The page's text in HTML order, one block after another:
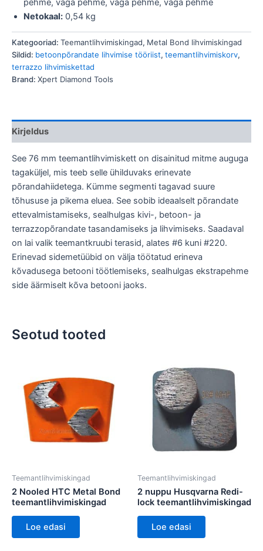
pehme, väga pehme, väga pehme, väga pehme
Netokaal: 0,54 kg
Kategooriad: Teemantlihvimiskingad, Metal Bond lihvimiskingad
Sildid: betoonpõrandate lihvimise tööriist, teemantlihvimiskorv,
terrazzo lihvimiskettad
Brand: Xpert Diamond Tools
Kirjeldus
See 76 mm teemantlihvimiskett on disainitud mitme auguga
tagaküljel, mis teeb selle ühilduvaks erinevate
põrandahiidetega. Kümme segmenti tagavad suure
tõhususe ja pikema eluea. See sobib ideaalselt põrandate
ettevalmistamiseks, sealhulgas kivi-, betoon- ja
terrazzopõrandate tasandamiseks ja lihvimiseks. Saadaval
on lai valik teemantkruubi terasid, alates #6 kuni #220.
Erinevad sidemetüübid on välja töötatud erineva
kõvadusega betooni töötlemiseks, sealhulgas ekstrapehme
side äärmiselt kõva betooni jaoks.
Seotud tooted
Teemantlihvimiskingad
2 Nooled HTC Metal Bond
teemantlihvimiskingad
Loe edasi
Teemantlihvimiskingad
2 nuppu Husqvarna Redi-
lock teemantlihvimiskingad
Loe edasi